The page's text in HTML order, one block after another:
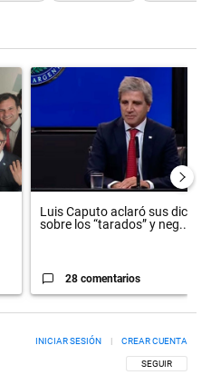
título "Canciller de cancelación" con
Un artículo de tendencia con el
Luis Caputo aclaró sus dichos
sobre los “tarados” y neg...
28 comentarios
SIGA ESTA
SEGUIR
INICIAR SESIÓN CREAR CUENTA